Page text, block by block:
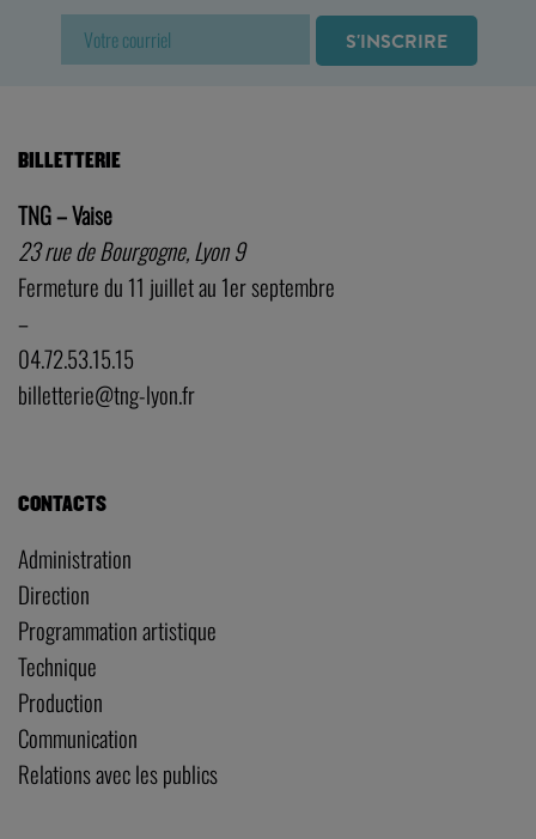
BILLETTERIE
TNG – Vaise
23 rue de Bourgogne, Lyon 9
Fermeture du 11 juillet au 1er septembre
–
04.72.53.15.15
billetterie@tng-lyon.fr
CONTACTS
Administration
Direction
Programmation artistique
Technique
Production
Communication
Relations avec les publics